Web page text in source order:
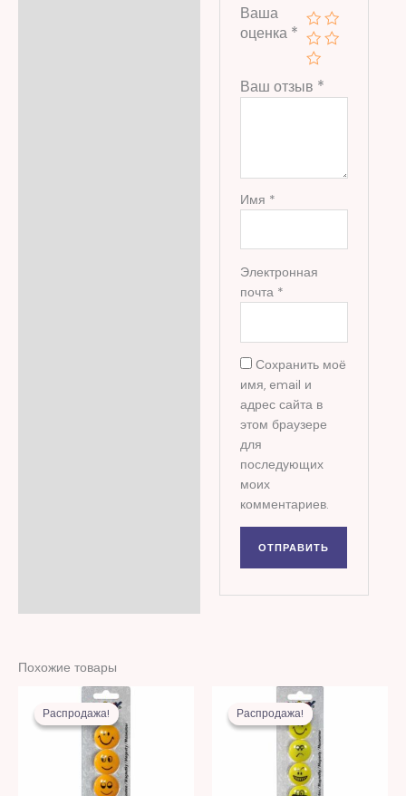
Ваша
оценка *
Ваш отзыв *
Имя *
Электронная
почта *
Сохранить моё
имя, email и
адрес сайта в
этом браузере
для
последующих
моих
комментариев.
Похожие товары
Распродажа!
Распродажа!
Первоначальная
цена
составляла
26,00 MDL.
Распродажа!
Распродажа!
Первоначальная
цена
составляла
29,00 MDL.